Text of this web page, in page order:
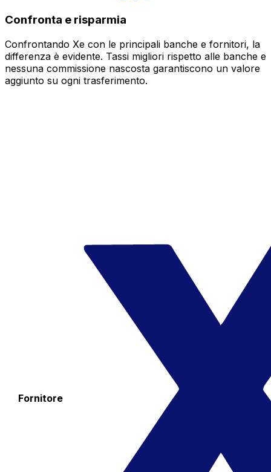
Confronta e risparmia
Confrontando Xe con le principali banche e fornitori, la
differenza è evidente. Tassi migliori rispetto alle banche e
nessuna commissione nascosta garantiscono un valore
aggiunto su ogni trasferimento.
Fornitore